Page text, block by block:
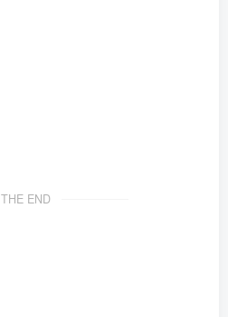
THE END